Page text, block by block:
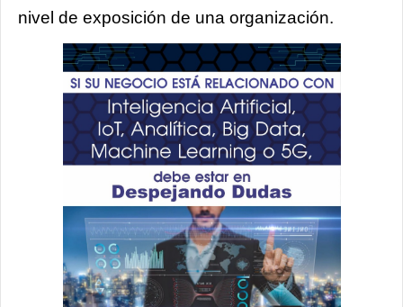
nivel de exposición de una organización.